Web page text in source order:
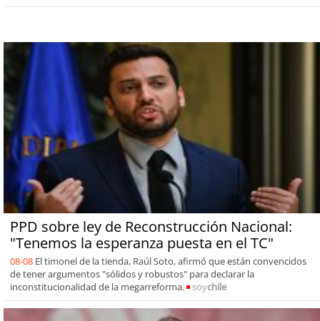
PPD sobre ley de Reconstrucción Nacional:
"Tenemos la esperanza puesta en el TC"
08-08 El timonel de la tienda, Raúl Soto, afirmó que están convencidos
de tener argumentos "sólidos y robustos" para declarar la
inconstitucionalidad de la megarreforma.
soychile